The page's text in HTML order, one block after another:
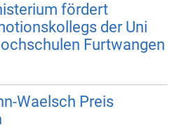
fördert
der Uni
Furtwangen
Waelsch Preis